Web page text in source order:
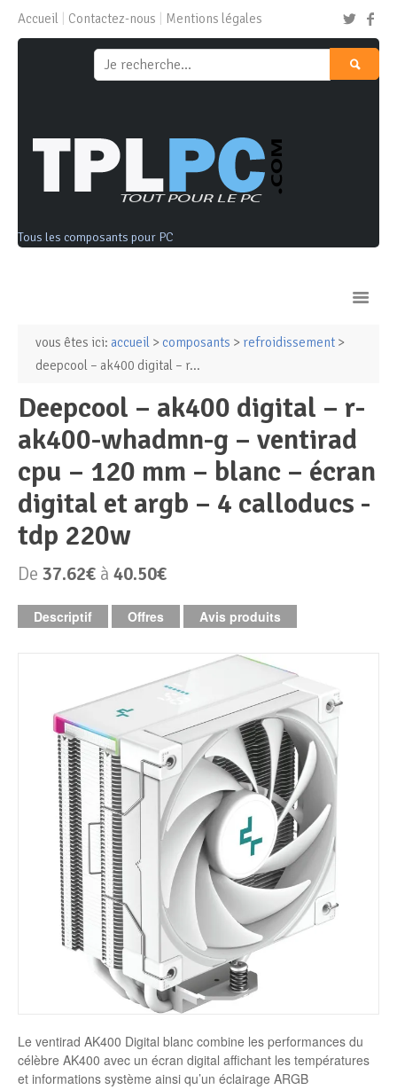
Accueil Contactez-nous Mentions légales
Tous les composants pour PC
Ordinateurs & Tablettes
PC de bureau
PC portable
Mini PC
PC Tout-en-un
PC en kit
Tablettes
Alimentation PC
Boitier PC
Carte graphique
Carte mère
Mémoire Notebook
Processeur
Disque SSD
Périphériques & Réseaux
Clavier & Souris
Ecran PC
Imprimante
vous êtes ici: accueil > composants > refroidissement >
deepcool – ak400 digital – r...
deepcool – ak400 digital – r-
ak400-whadmn-g – ventirad
cpu – 120 mm – blanc – écran
digital et argb – 4 calloducs -
tdp 220w
De 37.62€ à 40.50€
Descriptif Offres Avis produits
Le ventirad AK400 Digital blanc combine les performances du
célèbre AK400 avec un écran digital affichant les températures
et informations système ainsi qu’un éclairage ARGB